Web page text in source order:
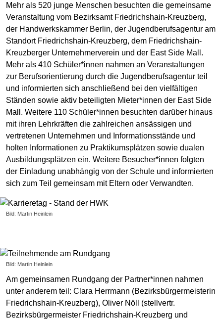
Bild: Martin Heinlein
Mehr als 520 junge Menschen besuchten die gemeinsame
Veranstaltung vom Bezirksamt Friedrichshain-Kreuzberg,
der Handwerkskammer Berlin, der Jugendberufsagentur am
Standort Friedrichshain-Kreuzberg, dem Friedrichshain-
Kreuzberger Unternehmerverein und der East Side Mall.
Mehr als 410 Schüler*innen nahmen an Veranstaltungen
zur Berufsorientierung durch die Jugendberufsagentur teil
und informierten sich anschließend bei den vielfältigen
Ständen sowie aktiv beteiligten Mieter*innen der East Side
Mall. Weitere 110 Schüler*innen besuchten darüber hinaus
mit ihren Lehrkräften die zahlreichen ansässigen und
vertretenen Unternehmen und Informationsstände und
holten Informationen zu Praktikumsplätzen sowie dualen
Ausbildungsplätzen ein. Weitere Besucher*innen folgten
der Einladung unabhängig von der Schule und informierten
sich zum Teil gemeinsam mit Eltern oder Verwandten.
Bild: Martin Heinlein
Am gemeinsamen Rundgang der Partner*innen nahmen
unter anderem teil: Clara Herrmann (Bezirksbürgermeisterin
Friedrichshain-Kreuzberg), Oliver Nöll (stellvertr.
Bezirksbürgermeister Friedrichshain-Kreuzberg und